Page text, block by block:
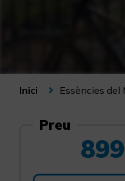
Inici Essències del
Preu